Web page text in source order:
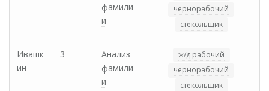
фамили
и
чернорабочий
стекольщик
Ивашк
ин
3
Анализ
фамили
и
ж/д рабочий
чернорабочий
стекольщик